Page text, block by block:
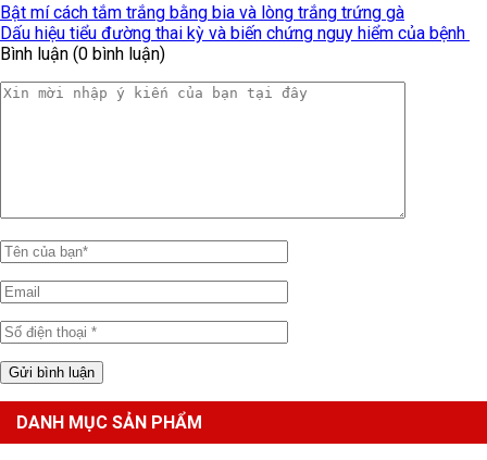
Bật mí cách tắm trắng bằng bia và lòng trắng trứng gà
Dấu hiệu tiểu đường thai kỳ và biến chứng nguy hiểm của bệnh
Bình luận (0 bình luận)
DANH MỤC SẢN PHẨM